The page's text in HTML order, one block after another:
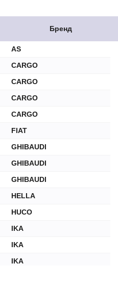
Бренд
AS
CARGO
CARGO
CARGO
CARGO
FIAT
GHIBAUDI
GHIBAUDI
GHIBAUDI
HELLA
HUCO
IKA
IKA
IKA